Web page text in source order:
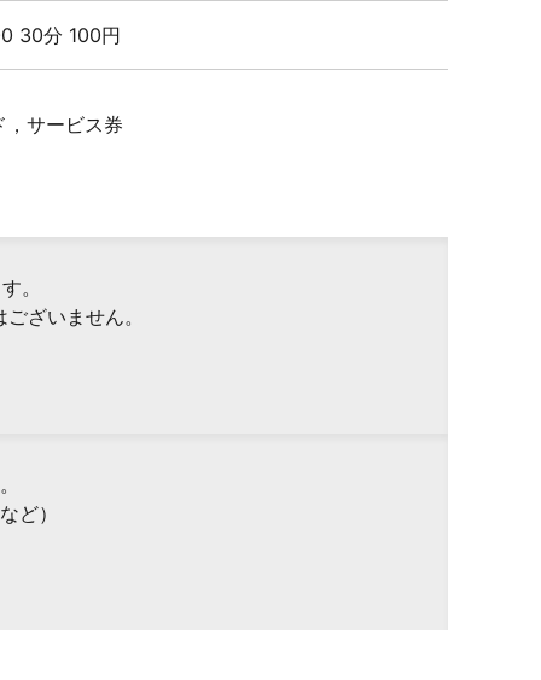
30分 100円
サービス券
。
ざいません。
ど）